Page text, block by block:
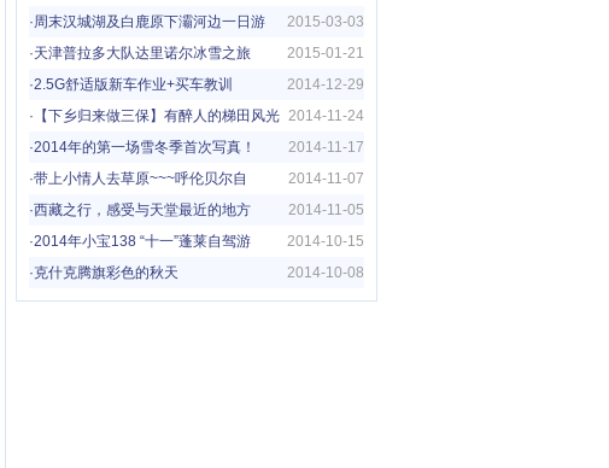
一场亲子旅行
2015-03-03
·周末汉城湖及白鹿原下灞河边一日游
2015-01-21
·天津普拉多大队达里诺尔冰雪之旅
2014-12-29
·2.5G舒适版新车作业+买车教训
2014-11-24
· 【下乡归来做三保】有醉人的梯田风光
哦
2014-11-17
·2014年的第一场雪冬季首次写真！
2014-11-07
·带上小情人去草原~~~呼伦贝尔自
驾！！！
2014-11-05
·西藏之行，感受与天堂最近的地方
2014-10-15
·2014年小宝138 “十一”蓬莱自驾游
2014-10-08
·克什克腾旗彩色的秋天